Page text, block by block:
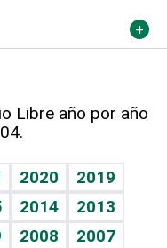
Libre año por año
2020
2019
2014
2013
2008
2007